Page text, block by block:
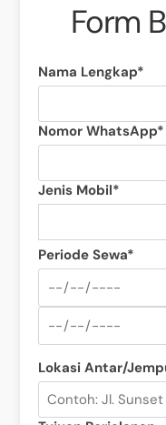
Form
Nama Lengkap*
Nomor WhatsApp*
Jenis Mobil*
Periode Sewa*
Lokasi Antar/